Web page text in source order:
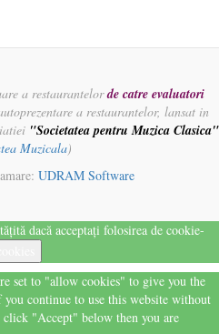
a restaurantelorde catre evaluatori
a restaurantelor, lansat in
"Societatea pentru Muzica Clasica"
Muzicala)
UDRAM Software
dacă acceptați folosirea de cookie-
set to "allow cookies" to give you the
continue to use this website without
"Accept" below then you are